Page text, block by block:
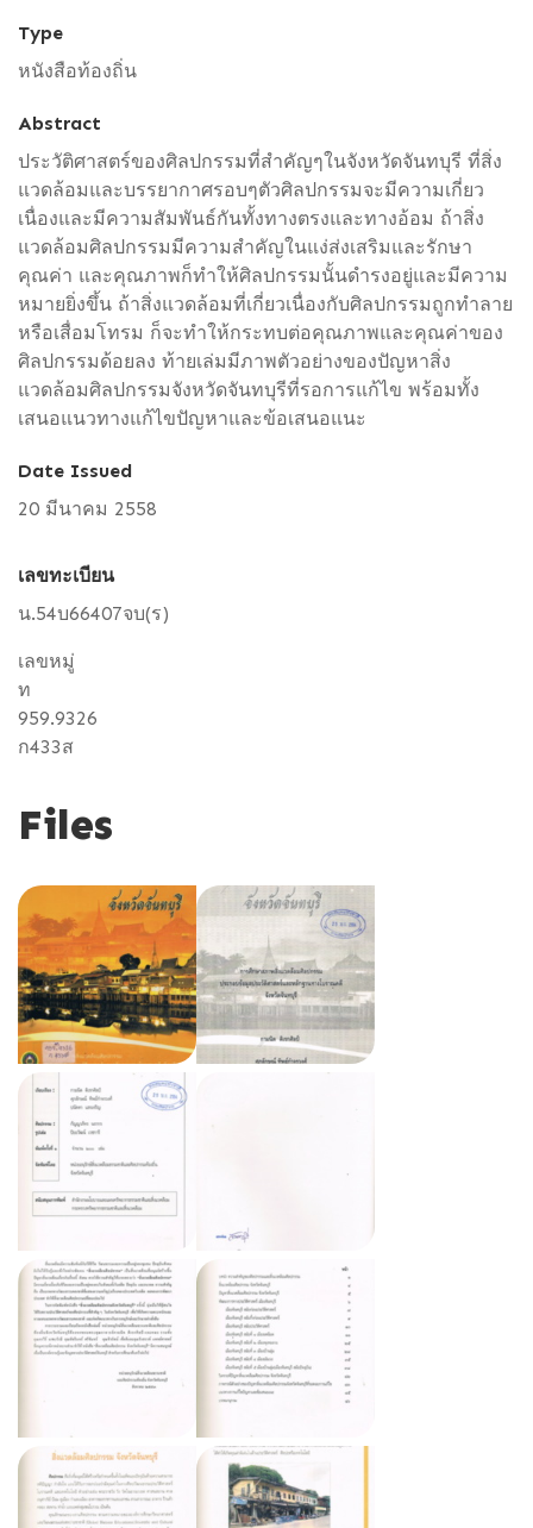
Type
หนังสือท้องถิ่น
Abstract
ประวัติศาสตร์ของศิลปกรรมที่สำคัญๆในจังหวัดจันทบุรี ที่สิ่ง
แวดล้อมและบรรยากาศรอบๆตัวศิลปกรรมจะมีความเกี่ยว
เนื่องและมีความสัมพันธ์กันทั้งทางตรงและทางอ้อม ถ้าสิ่ง
แวดล้อมศิลปกรรมมีความสำคัญในแง่ส่งเสริมและรักษา
คุณค่า และคุณภาพก็ทำให้ศิลปกรรมนั้นดำรงอยู่และมีความ
หมายยิ่งขึ้น ถ้าสิ่งแวดล้อมที่เกี่ยวเนื่องกับศิลปกรรมถูกทำลาย
หรือเสื่อมโทรม ก็จะทำให้กระทบต่อคุณภาพและคุณค่าของ
ศิลปกรรมด้อยลง ท้ายเล่มมีภาพตัวอย่างของปัญหาสิ่ง
แวดล้อมศิลปกรรมจังหวัดจันทบุรีที่รอการแก้ไข พร้อมทั้ง
เสนอแนวทางแก้ไขปัญหาและข้อเสนอแนะ
Date Issued
20 มีนาคม 2558
เลขทะเบียน
น.54บ66407จบ(ร)
เลขหมู่
ท
959.9326
ก433ส
Files